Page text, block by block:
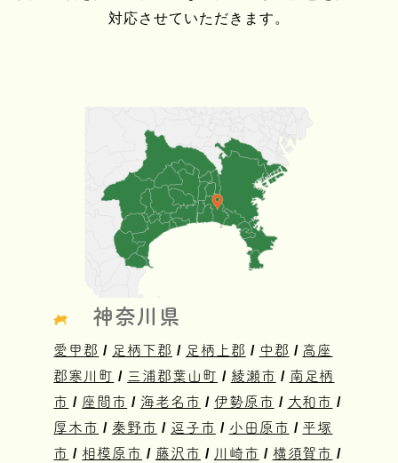
対応させていただきます。
神奈川県
愛甲郡 / 足柄下郡 / 足柄上郡 / 中郡 / 高座
郡寒川町 / 三浦郡葉山町 / 綾瀬市 / 南足柄
市 / 座間市 / 海老名市 / 伊勢原市 / 大和市 /
厚木市 / 秦野市 / 逗子市 / 小田原市 / 平塚
市 / 相模原市 / 藤沢市 / 川崎市 / 横須賀市 /